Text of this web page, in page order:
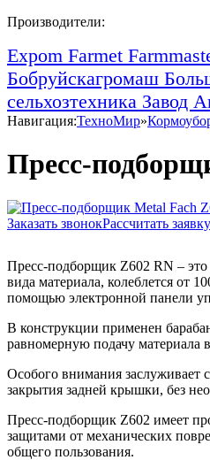
Производители:
Expom Farmet
Бобруйскагромаш
сельхозтехника Завод
Навигация:ТехноМир»
Пресс-
Заказать звонокРассчитать
Пресс-подборщик Z602 RN –
вида материала, колеблется от
помощью электронной панели
В конструкции применен
равномерную подачу материала
Особого внимания заслуживает
закрытия задней крышки, без
Пресс-подборщик Z602 имеет
защитами от механических
общего пользования.